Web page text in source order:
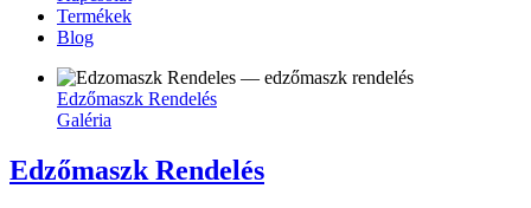
Termékek
Blog
Edzőmaszk Rendelés
Galéria
Edzőmaszk Rendelés